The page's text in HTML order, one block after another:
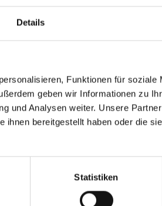
Details
Funktionen für soziale
geben wir Informationen zu
und Analysen weiter. Unsere
bereitgestellt haben oder die
Statistiken
Menge: